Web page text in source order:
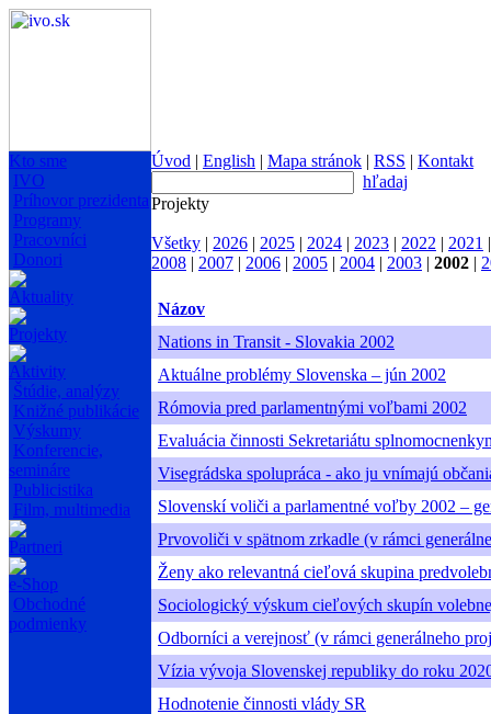
Kto sme
IVO
Príhovor prezidenta
Programy
Pracovníci
Donori
Aktuality
Projekty
Aktivity
Štúdie, analýzy
Knižné publikácie
Výskumy
Konferencie,
semináre
Publicistika
Film, multimedia
Partneri
e-Shop
Obchodné
podmienky
Úvod | English | Mapa stránok | RSS | Kontakt
hľadaj
Projekty
Všetky | 2026 | 2025 | 2024 | 2023 | 2022 | 2021
2008 | 2007 | 2006 | 2005 | 2004 | 2003 | 2002 |
Názov
Nations in Transit - Slovakia 2002
Aktuálne problémy Slovenska – jún 2002
Rómovia pred parlamentnými voľbami 2002
Evaluácia činnosti Sekretariátu
Visegrádska spolupráca - ako ju vnímajú
Slovenskí voliči a parlamentné voľby 2002 –
Prvovoliči v spätnom zrkadle (v rámci
Ženy ako relevantná cieľová skupina
Sociologický výskum cieľových skupín
Odborníci a verejnosť (v rámci generálneho
Vízia vývoja Slovenskej republiky do roku
Hodnotenie činnosti vlády SR